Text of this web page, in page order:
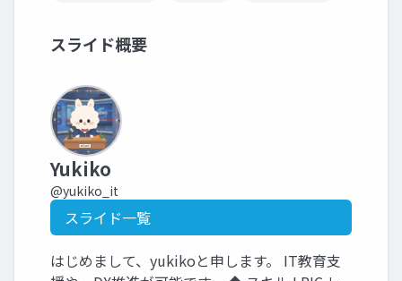
スライド概要
Yukiko
@yukiko_it
スライド一覧
はじめまして、yukikoと申します。 IT教育支